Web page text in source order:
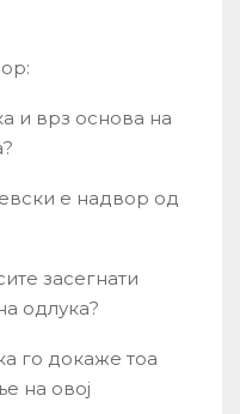
и врз основа на
е надвор од
засегнати
одлука?
го докаже тоа
на овој